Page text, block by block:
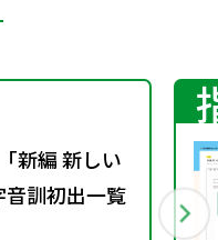
新編 新しい
音訓初出一覧